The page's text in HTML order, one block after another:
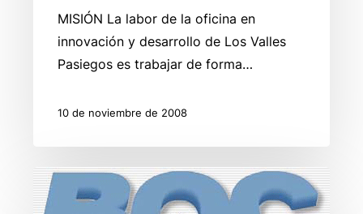
MISIÓN La labor de la oficina en
innovación y desarrollo de Los Valles
Pasiegos es trabajar de forma…
10 de noviembre de 2008
Publicación
Presupuesto